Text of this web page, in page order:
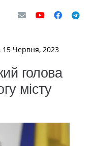
15 Червня, 2023
голова
місту